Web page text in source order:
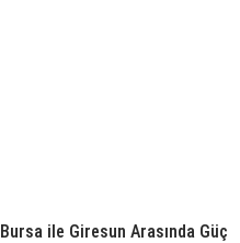
Bursa ile Giresun Arasında Güç